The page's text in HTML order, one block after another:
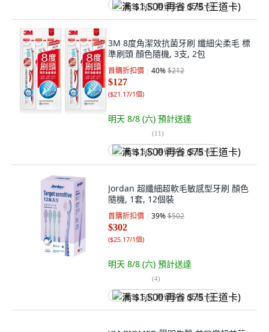
满 $1,500 再省 $75 (王道卡)
3M 8度角潔效抗菌牙刷 纖細尖柔毛 標
準刷頭 顏色隨機, 3支, 2包
首購折扣價 40%$212
$127
($21.17/1個)
明天 8/8 (六) 預計送達
(11)
满 $1,500 再省 $75 (王道卡)
Jordan 超纖細超軟毛敏感型牙刷 顏色
隨機, 1套, 12個裝
首購折扣價 39%$502
$302
($25.17/1個)
明天 8/8 (六) 預計送達
(4)
满 $1,500 再省 $75 (王道卡)